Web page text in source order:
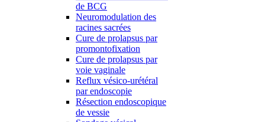
de BCG
Neuromodulation des
racines sacrées
Cure de prolapsus par
promontofixation
Cure de prolapsus par
voie vaginale
Reflux vésico-urétéral
par endoscopie
Résection endoscopique
de vessie